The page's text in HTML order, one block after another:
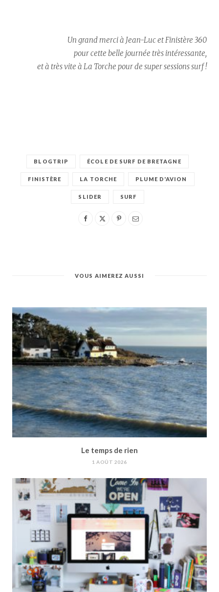
Un grand merci à Jean-Luc et Finistère 360
pour cette belle journée très intéressante,
et à très vite à La Torche pour de super sessions surf !
BLOGTRIP ÉCOLE DE SURF DE BRETAGNE
FINISTÈRE LA TORCHE PLUME D'AVION
SLIDER SURF
VOUS AIMEREZ AUSSI
Le temps de rien
1 AOÛT 2026